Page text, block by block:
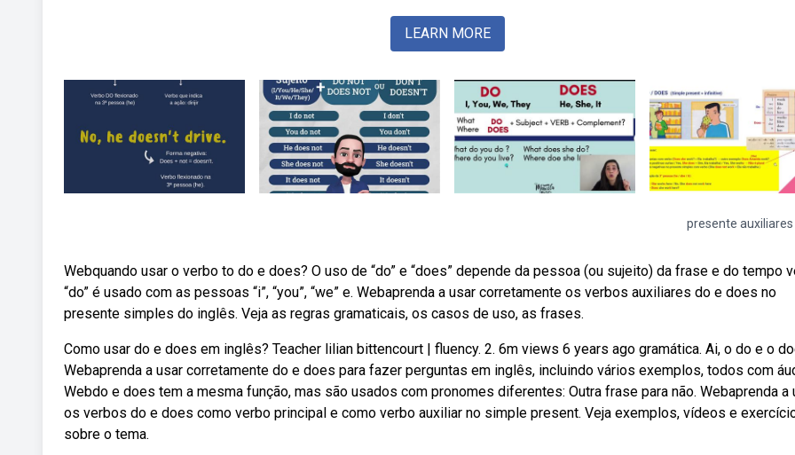
LEARN MORE
presente auxiliares
Webquando usar o verbo to do e does? O uso de “do” e “does” depende da pessoa (ou sujeito) da frase e do tempo
“do” é usado com as pessoas “i”, “you”, “we” e. Webaprenda a usar corretamente os verbos auxiliares do e does no
presente simples do inglês. Veja as regras gramaticais, os casos de uso, as frases.
Como usar do e does em inglês? Teacher lilian bittencourt | fluency. 2. 6m views 6 years ago gramática. Ai, o do e o
Webaprenda a usar corretamente do e does para fazer perguntas em inglês, incluindo vários exemplos, todos com
Webdo e does tem a mesma função, mas são usados com pronomes diferentes: Outra frase para não. Webaprenda a
os verbos do e does como verbo principal e como verbo auxiliar no simple present. Veja exemplos, vídeos e
sobre o tema.